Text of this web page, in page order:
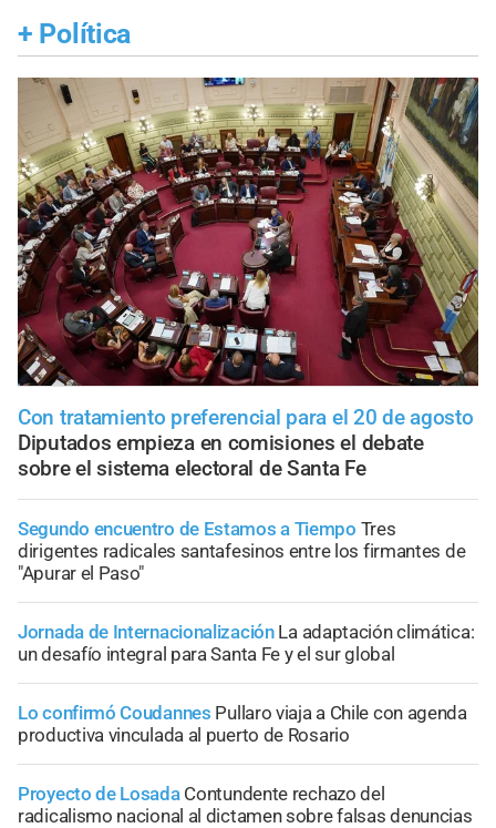
+ Política
Con tratamiento preferencial para el 20 de agosto
Diputados empieza en comisiones el debate
sobre el sistema electoral de Santa Fe
Segundo encuentro de Estamos a Tiempo Tres
dirigentes radicales santafesinos entre los firmantes de
"Apurar el Paso"
Jornada de Internacionalización La adaptación climática:
un desafío integral para Santa Fe y el sur global
Lo confirmó Coudannes Pullaro viaja a Chile con agenda
productiva vinculada al puerto de Rosario
Proyecto de Losada Contundente rechazo del
radicalismo nacional al dictamen sobre falsas denuncias